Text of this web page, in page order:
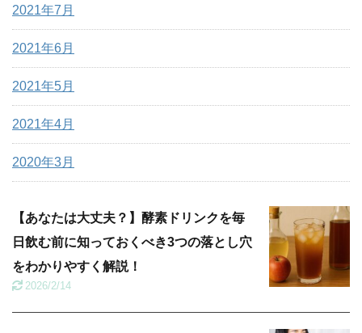
2021年7月
2021年6月
2021年5月
2021年4月
2020年3月
【あなたは大丈夫？】酵素ドリンクを毎
日飲む前に知っておくべき3つの落とし穴
をわかりやすく解説！
2026/2/14